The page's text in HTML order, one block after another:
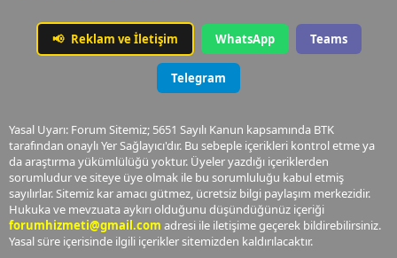
📢 Reklam ve İletişim WhatsApp Teams
Telegram
Yasal Uyarı: Forum Sitemiz; 5651 Sayılı Kanun kapsamında BTK
tarafından onaylı Yer Sağlayıcı'dır. Bu sebeple içerikleri kontrol etme ya
da araştırma yükümlülüğü yoktur. Üyeler yazdığı içeriklerden
sorumludur ve siteye üye olmak ile bu sorumluluğu kabul etmiş
sayılırlar. Sitemiz kar amacı gütmez, ücretsiz bilgi paylaşım merkezidir.
Hukuka ve mevzuata aykırı olduğunu düşündüğünüz içeriği
forumhizmeti@gmail.com adresi ile iletişime geçerek bildirebilirsiniz.
Yasal süre içerisinde ilgili içerikler sitemizden kaldırılacaktır.